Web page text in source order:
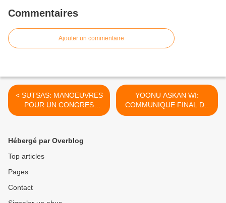
Commentaires
Ajouter un commentaire
< SUTSAS: MANOEUVRES
POUR UN CONGRES
SANS DEBAT.
YOONU ASKAN WI:
COMMUNIQUE FINAL DU
CONSEIL GENERAL DES
Hébergé par Overblog
Top articles
Pages
Contact